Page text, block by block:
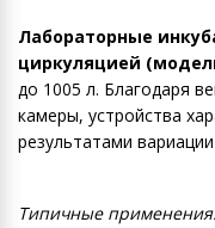
Лабораторные
циркуляцией
до 1005 л. Благодаря
камеры, устройства
результатами
Типичные